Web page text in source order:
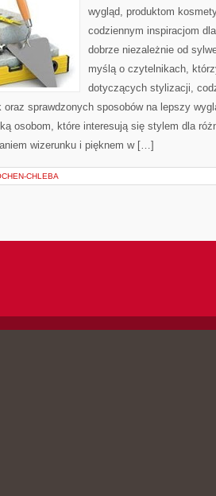
wygląd, produktom
codziennym inspiracjom
dobrze niezależnie od
myślą o czytelnikach,
dotyczących stylizacji,
oraz sprawdzonych sposobów na lepszy
osobom, które interesują się stylem dla
wizerunku i pięknem w […]
CHLEBA